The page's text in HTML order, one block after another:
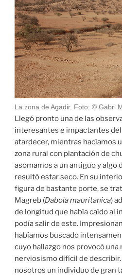
La zona de Agadir. Foto: © Gabri
Llegó pronto una de las
interesantes e impactantes del
atardecer, mientras hacíamos
zona rural con plantación de
asomamos a un antiguo y algo
resultó estar seco. En su
figura de bastante porte, se
Magreb (Daboia mauritanica)
de longitud que había caído al
podía salir de este.
habíamos buscado
cuyo hallazgo nos provocó una
nerviosismo difícil de
nosotros un individuo de gran